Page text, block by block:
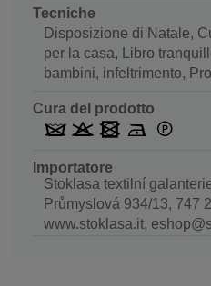
Tecniche
Disposizione di Natale,
per la casa, Libro
bambini, infeltrimento,
Cura del prodotto
Importatore
Stoklasa textilní
Průmyslová 934/13, 747
www.stoklasa.it,